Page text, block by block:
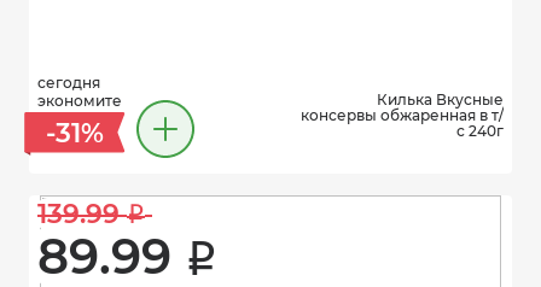
сегодня
экономите
-31%
Килька Вкусные
консервы обжаренная в т/
с 240г
139.99 i
89.99 i